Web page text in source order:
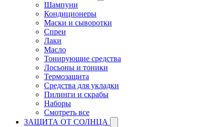
Шампуни
Кондиционеры
Маски и сыворотки
Спреи
Лаки
Масло
Тонирующие средства
Лосьоны и тоники
Термозащита
Средства для укладки
Пилинги и скрабы
Наборы
Смотреть все
ЗАЩИТА ОТ СОЛНЦА